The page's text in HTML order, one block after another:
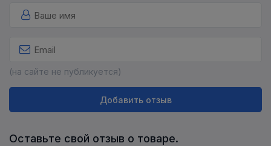
(на сайте не публикуется)
Добавить отзыв
Оставьте свой отзыв о товаре.